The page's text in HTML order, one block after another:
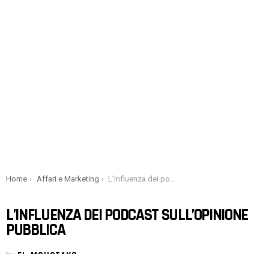
You are here:
Home Affari e Marketing L’influenza dei podcast sull’opinione pubblica
L’INFLUENZA DEI PODCAST SULL’OPINIONE
PUBBLICA